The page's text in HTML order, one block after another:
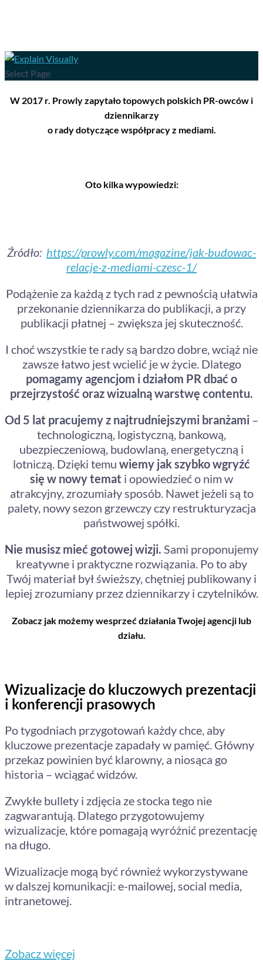
Select Page
W 2017 r. Prowly zapytało topowych polskich PR-owców i
dziennikarzy
o rady dotyczące współpracy z mediami.
Oto kilka wypowiedzi:
Źródło: https://prowly.com/magazine/jak-budowac-
relacje-z-mediami-czesc-1/
Podążenie za każdą z tych rad z pewnością ułatwia
przekonanie dziennikarza do publikacji, a przy
publikacji płatnej – zwiększa jej skuteczność.
I choć wszystkie te rady są bardzo dobre, wciąż nie
zawsze łatwo jest wcielić je w życie. Dlatego
pomagamy agencjom i działom PR dbać o
przejrzystość oraz wizualną warstwę contentu.
Od 5 lat pracujemy z najtrudniejszymi branżami –
technologiczną, logistyczną, bankową,
ubezpieczeniową, budowlaną, energetyczną i
lotniczą. Dzięki temu wiemy jak szybko wgryźć
się w nowy temat i opowiedzieć o nim w
atrakcyjny, zrozumiały sposób. Nawet jeżeli są to
palety, nowy sezon grzewczy czy restrukturyzacja
państwowej spółki.
Nie musisz mieć gotowej wizji. Sami proponujemy
kreatywne i praktyczne rozwiązania. Po to aby
Twój materiał był świeższy, chętniej publikowany i
lepiej zrozumiany przez dziennikarzy i czytelników.
Zobacz jak możemy wesprzeć działania Twojej agencji lub
działu.
Wizualizacje do kluczowych prezentacji
i konferencji prasowych
Po tygodniach przygotowań każdy chce, aby
kluczowe prezentacje zapadały w pamięć. Główny
przekaz powinien być klarowny, a niosąca go
historia – wciągać widzów.
Zwykłe bullety i zdjęcia ze stocka tego nie
zagwarantują. Dlatego przygotowujemy
wizualizacje, które pomagają wyróżnić prezentację
na długo.
Wizualizacje mogą być również wykorzystywane
w dalszej komunikacji: e-mailowej, social media,
intranetowej.
Zobacz więcej